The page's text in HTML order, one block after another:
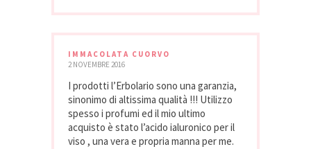
IMMACOLATA CUORVO
2 NOVEMBRE 2016
I prodotti l’Erbolario sono una garanzia,
sinonimo di altissima qualità !!! Utilizzo
spesso i profumi ed il mio ultimo
acquisto è stato l’acido ialuronico per il
viso , una vera e propria manna per me.